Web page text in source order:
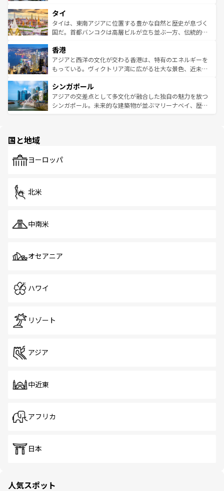
リティに包まれながら、韓国の多彩な魅力を心ゆくまで味
わってみてほしい。 なお、新着の韓国情報はコンテンツ一
覧を参照してほしい。
急速な発展と共に伝統が息づく。ハノイの古い町並みやホ
ーチミン市のフランス統治時代の建物も、独特の雰囲気を
醸し出している。また、バラエティの豊かさとおいしさで
とつ。フォーやバインミー、ベトナムコーヒーなどは、ぜ
ひ現地で味わいたい。どの地域を訪れてもあたたかい人々
が旅行者を迎えてくれるので、きっと忘れられない旅にな
参照してほしい。
タイ
タイは、東南アジアに位置する豊かな自然と歴史が息づく
国だ。首都バンコクは高層ビルが立ち並ぶ一方、伝統的な
の活気が交差している。北部ではチェンマイなどの山岳地
帯で自然と触れ合い、南部ではプーケットやクラビの美し
いビーチでリゾート気分を楽しむことができる。タイ料理
激する。気候は一年中温暖で、どの季節にも異なる楽しみ
が待っている。親しみやすいタイの人々、仏教を中心とし
た文化、そして多様な観光資源が、訪れる旅人を魅了し続
香港
アジアと西洋の文化が交わる香港は、特有のエネルギーを
もっている。ヴィクトリア湾に広がる壮大な景色、近未来
み、どこを訪れても感動するはず。観光スポットが密集し
ており、効率よく見どころを回れるのも魅力。息をのむよ
うな絶景から文化的な体験まで、香港を存分に楽しみ尽く
シンガポール
アジアの交差点として多文化が融合した独自の魅力を放つ
シンガポール。未来的な建築物が並ぶマリーナベイ、歴史
で、ホーカーズは地元の風情を楽しめる外せないスポット
国と地域
ヨーロッパ
北米
中南米
オセアニア
ハワイ
リゾート
アジア
中近東
アフリカ
日本
人気スポット